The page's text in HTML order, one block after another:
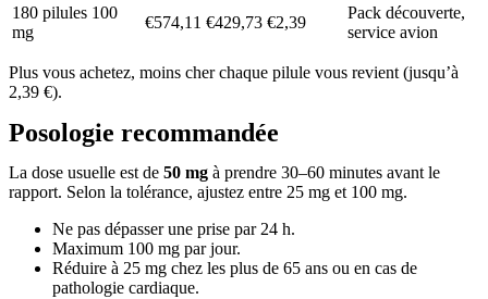
180 pilules 100
mg
€574,11 €429,73 €2,39
Pack découverte,
service avion
Plus vous achetez, moins cher chaque pilule vous revient (jusqu’à
2,39 €).
Posologie recommandée
La dose usuelle est de 50 mg à prendre 30–60 minutes avant le
rapport. Selon la tolérance, ajustez entre 25 mg et 100 mg.
Ne pas dépasser une prise par 24 h.
Maximum 100 mg par jour.
Réduire à 25 mg chez les plus de 65 ans ou en cas de
pathologie cardiaque.